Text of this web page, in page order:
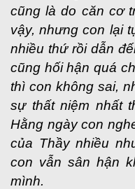
cũng là do căn cơ
vậy, nhưng con lại
nhiều thứ rồi dẫn
cũng hối hận quá
thì con không sai,
sự thất niệm nhất
Hằng ngày con
của Thầy nhiều
con vẫn sân hận
mình.